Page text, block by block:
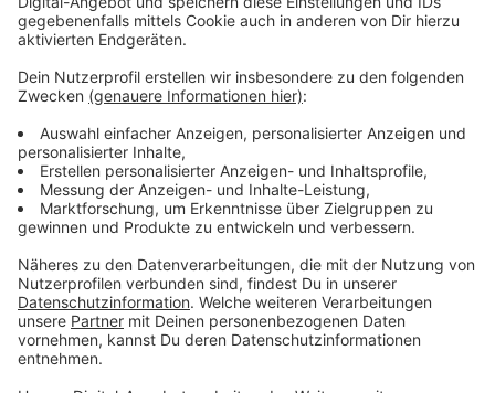
maximal 10 ausgeweitet. In NRW bleiben die eigenen
vier Wände weiter unangetastet - Ordnungsämter und
Neue Definition von "Hotspots"
Anzeige
Alles, was über 200 Neu-Infektionen pro 100.000
Einwohnern in einer Woche liegt gilt fortan als Extrem-
Hotspot - so hat es NRW-Ministerpräsident Laschet